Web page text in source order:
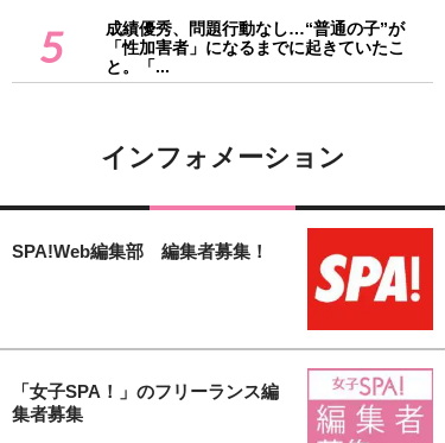
5
成績優秀、問題行動なし…“普通の子”が
「性加害者」になるまでに起きていたこ
と。「...
インフォメーション
SPA!Web編集部 編集者募集！
「女子SPA！」のフリーランス編
集者募集